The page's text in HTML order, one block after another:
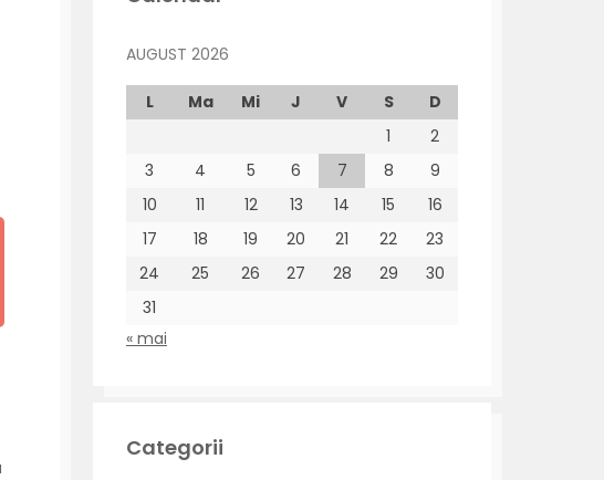
AUGUST 2026
L Ma Mi J V S
D
1
2
3
4 5 6 7 8
9
10
11 12 13 14 15
16
17
18 19 20 21 22
23
24
25 26 27 28 29
30
31
« mai
Categorii